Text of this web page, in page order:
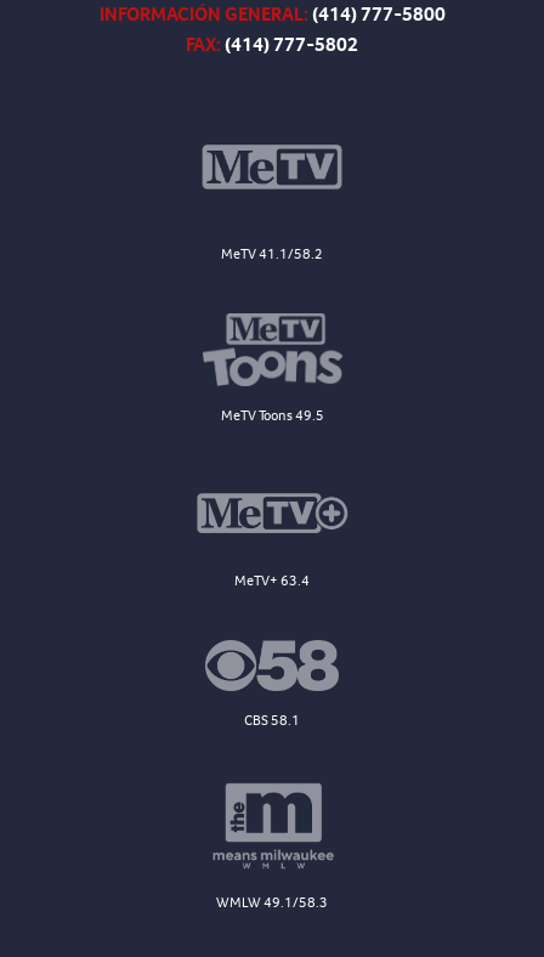
INFORMACIÓN GENERAL:(414) 777-5800
FAX:(414) 777-5802
MeTV 41.1/58.2
MeTV Toons 49.5
MeTV+ 63.4
CBS 58.1
WMLW 49.1/58.3